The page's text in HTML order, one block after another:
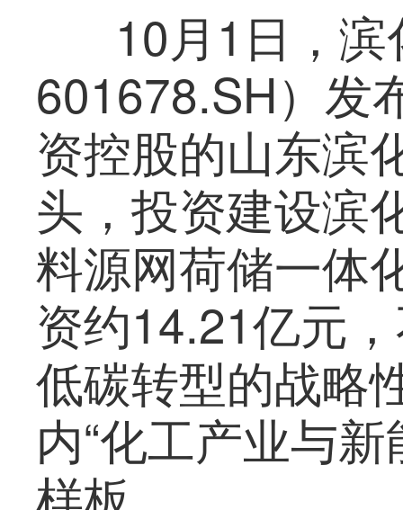
10月1日，
601678.SH）发
资控股的山东滨
头，投资建设滨
料源网荷储一体
资约14.21亿元
低碳转型的战略
内“化工产业与
样板。